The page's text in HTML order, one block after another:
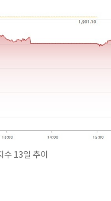
수 13일 추이